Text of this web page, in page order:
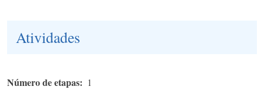
Atividades
Número de etapas 1